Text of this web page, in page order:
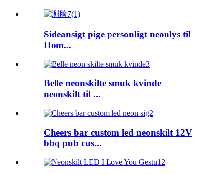
Sideansigt pige personligt neonlys til
Hom...
Belle neonskilte smuk kvinde
neonskilt til ...
Cheers bar custom led neonskilt 12V
bbq pub cus...